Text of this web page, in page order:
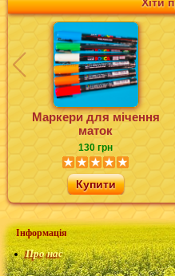
Маркери для мічення
маток
130 грн
Купити
Інформація
Про нас